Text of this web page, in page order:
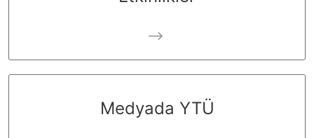
Medyada YTÜ